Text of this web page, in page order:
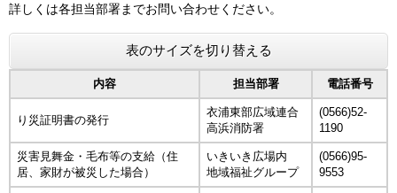
詳しくは各担当部署までお問い合わせください。
表のサイズを切り替える
内容 担当部署 電話番号
り災証明書の発行
衣浦東部広域連合
高浜消防署
(0566)52-
1190
災害見舞金・毛布等の支給（住
居、家財が被災した場合）
いきいき広場内
地域福祉グループ
(0566)95-
9553